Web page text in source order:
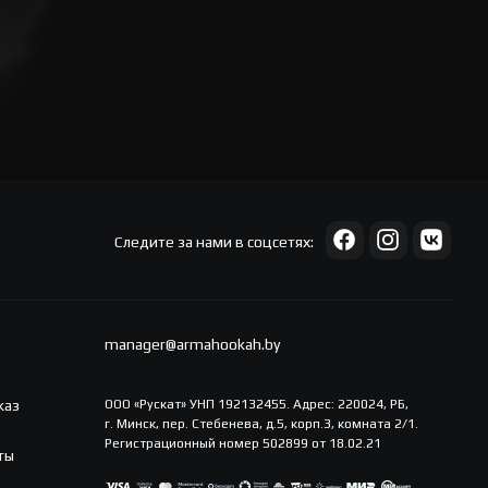
Следите за нами в соцсетях:
manager@armahookah.by
ООО «Рускат» УНП 192132455. Адрес: 220024, РБ,
г. Минск, пер. Стебенева, д.5, корп.3, комната 2/1.
Регистрационный номер 502899 от 18.02.21